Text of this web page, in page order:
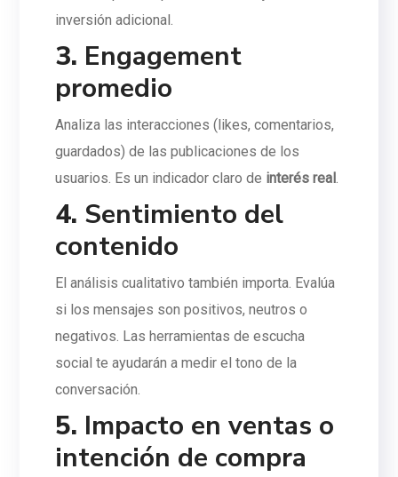
inversión adicional.
3. Engagement
promedio
Analiza las interacciones (likes, comentarios,
guardados) de las publicaciones de los
usuarios. Es un indicador claro de interés real.
4. Sentimiento del
contenido
El análisis cualitativo también importa. Evalúa
si los mensajes son positivos, neutros o
negativos. Las herramientas de escucha
social te ayudarán a medir el tono de la
conversación.
5. Impacto en ventas o
intención de compra